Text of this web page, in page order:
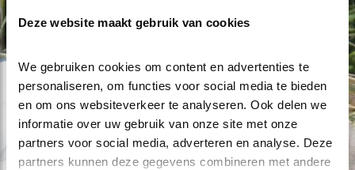
Deze website maakt gebruik van cookies
We gebruiken cookies om content en advertenties te
personaliseren, om functies voor social media te bieden
en om ons websiteverkeer te analyseren. Ook delen we
informatie over uw gebruik van onze site met onze
partners voor social media, adverteren en analyse. Deze
partners kunnen deze gegevens combineren met andere